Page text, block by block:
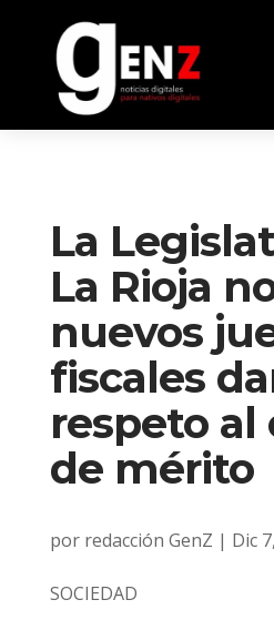
La
La Rioja
nuevos
fiscales
respeto al
de mérito
por redacción GenZ | Dic
SOCIEDAD